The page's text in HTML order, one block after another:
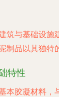
筑与基础设施
制品以其独特
特性
本胶凝材料